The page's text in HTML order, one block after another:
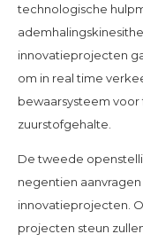
technologische
innovatieprojecten
om in real time
bewaarsysteem
zuurstofgehalte.
De tweede
negentien
innovatieprojecten.
projecten steun